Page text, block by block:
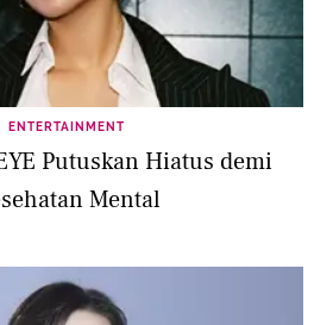
ENTERTAINMENT
Putuskan Hiatus demi
Mental